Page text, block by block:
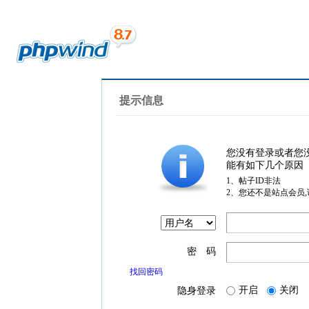
提示信息
您没有登录或者您
能有如下几个原因
1、帖子ID非法
2、您还不是站点会员
密 码
找回密码
隐身登录 开启 关闭